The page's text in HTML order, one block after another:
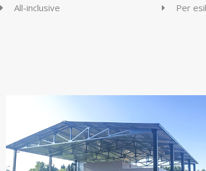
All-inclusive
Per